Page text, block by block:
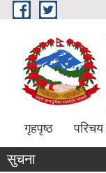
Skip to main content
गृहपृष्ठ परिचय
सुचना